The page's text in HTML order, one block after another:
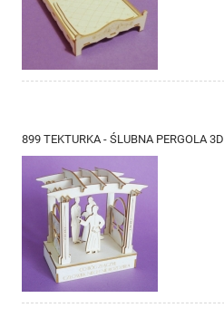
899 TEKTURKA - ŚLUBNA PERGOLA 3D